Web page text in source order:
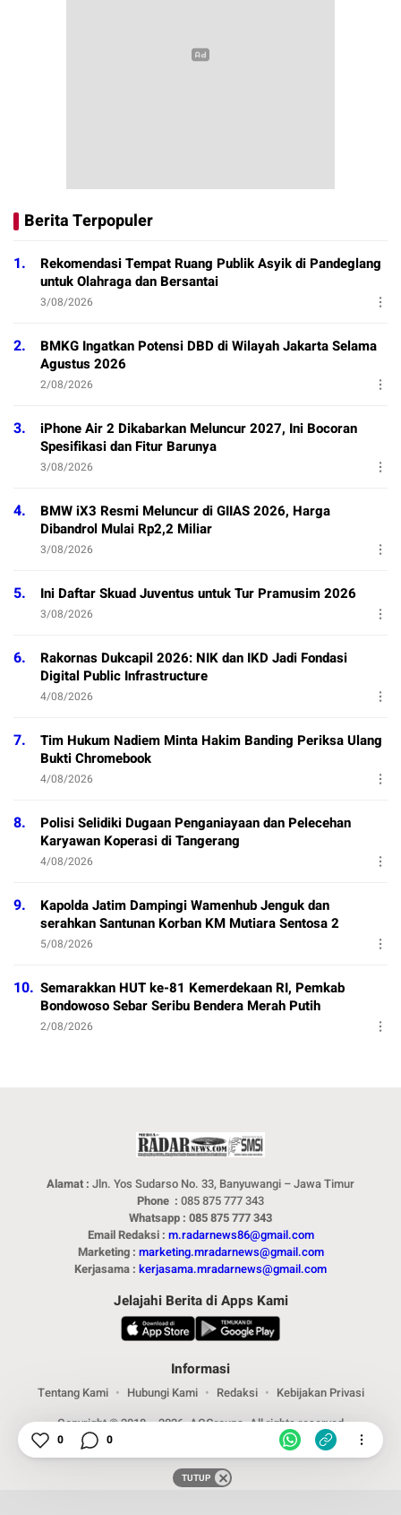
Berita Terpopuler
1.
Rekomendasi Tempat Ruang Publik Asyik di Pandeglang
untuk Olahraga dan Bersantai
3/08/2026
2.
BMKG Ingatkan Potensi DBD di Wilayah Jakarta Selama
Agustus 2026
2/08/2026
3.
iPhone Air 2 Dikabarkan Meluncur 2027, Ini Bocoran
Spesifikasi dan Fitur Barunya
3/08/2026
4.
BMW iX3 Resmi Meluncur di GIIAS 2026, Harga
Dibandrol Mulai Rp2,2 Miliar
3/08/2026
5. Ini Daftar Skuad Juventus untuk Tur Pramusim 2026
3/08/2026
6.
Rakornas Dukcapil 2026: NIK dan IKD Jadi Fondasi
Digital Public Infrastructure
4/08/2026
7.
Tim Hukum Nadiem Minta Hakim Banding Periksa Ulang
Bukti Chromebook
4/08/2026
8.
Polisi Selidiki Dugaan Penganiayaan dan Pelecehan
Karyawan Koperasi di Tangerang
4/08/2026
9.
Kapolda Jatim Dampingi Wamenhub Jenguk dan
serahkan Santunan Korban KM Mutiara Sentosa 2
5/08/2026
10. Semarakkan HUT ke-81 Kemerdekaan RI, Pemkab
Bondowoso Sebar Seribu Bendera Merah Putih
2/08/2026
Alamat : Jln. Yos Sudarso No. 33, Banyuwangi – Jawa Timur
Phone : 085 875 777 343
Whatsapp : 085 875 777 343
Email Redaksi : m.radarnews86@gmail.com
Marketing : marketing.mradarnews@gmail.com
Kerjasama : kerjasama.mradarnews@gmail.com
Jelajahi Berita di Apps Kami
Informasi
Tentang Kami Hubungi Kami Redaksi
Kebijakan Privasi
Copyright © 2018 – 2026. ACGroups. All rights reserved
0 0
TUTUP